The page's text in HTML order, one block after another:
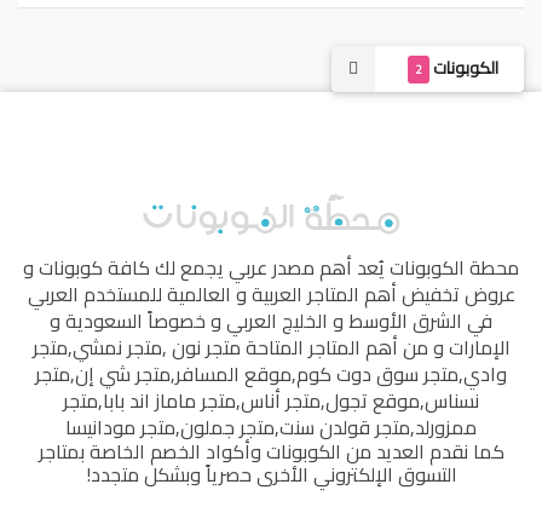
الكوبونات 2
محطة الكوبوناتيُعد أهم مصدر عربي يجمع لك كافة كوبونات و
عروض تخفيض أهم المتاجر العربية و العالمية للمستخدم العربي
في الشرق الأوسط و الخليج العربي و خصوصاً السعودية و
الإمارات و من أهم المتاجر المتاحةمتجر نون,متجر نمشي,متجر
وادي,متجر سوق دوت كوم,موقع المسافر,متجر شي إن,متجر
نسناس,موقع تجول,متجر أناس,متجر ماماز اند بابا,متجر
ممزورلد,متجر قولدن سنت,متجر جملون,متجر مودانيسا
كما نقدم العديد من الكوبونات وأكواد الخصم الخاصة بمتاجر
التسوق الإلكتروني الأخرى حصرياً وبشكل متجدد!